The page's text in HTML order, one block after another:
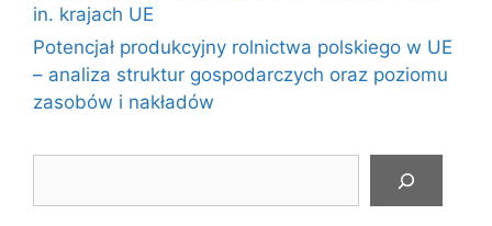
in. krajach UE
Potencjał produkcyjny rolnictwa polskiego w UE
– analiza struktur gospodarczych oraz poziomu
zasobów i nakładów